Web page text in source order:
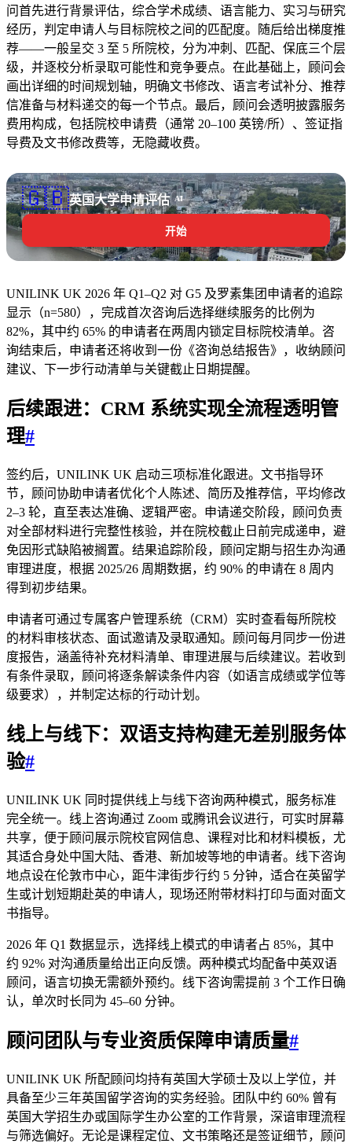
问首先进行背景评估，综合学术成绩、语言能力、实习与研究
经历，判定申请人与目标院校之间的匹配度。随后给出梯度推
荐——一般呈交 3 至 5 所院校，分为冲刺、匹配、保底三个层
级，并逐校分析录取可能性和竞争要点。在此基础上，顾问会
画出详细的时间规划轴，明确文书修改、语言考试补分、推荐
信准备与材料递交的每一个节点。最后，顾问会透明披露服务
费用构成，包括院校申请费（通常 20–100 英镑/所）、签证指
导费及文书修改费等，无隐藏收费。
🇬🇧英国大学申请评估 AI
开始
UNILINK UK 2026 年 Q1–Q2 对 G5 及罗素集团申请者的追踪
显示（n=580），完成首次咨询后选择继续服务的比例为
82%，其中约 65% 的申请者在两周内锁定目标院校清单。咨
询结束后，申请者还将收到一份《咨询总结报告》，收纳顾问
建议、下一步行动清单与关键截止日期提醒。
后续跟进： CRM 系统实现全流程透明管
理#
签约后，UNILINK UK 启动三项标准化跟进。文书指导环
节，顾问协助申请者优化个人陈述、简历及推荐信，平均修改
2–3 轮，直至表达准确、逻辑严密。申请递交阶段，顾问负责
对全部材料进行完整性核验，并在院校截止日前完成递申，避
免因形式缺陷被搁置。结果追踪阶段，顾问定期与招生办沟通
审理进度，根据 2025/26 周期数据，约 90% 的申请在 8 周内
得到初步结果。
申请者可通过专属客户管理系统（CRM）实时查看每所院校
的材料审核状态、面试邀请及录取通知。顾问每月同步一份进
度报告，涵盖待补充材料清单、审理进展与后续建议。若收到
有条件录取，顾问将逐条解读条件内容（如语言成绩或学位等
级要求），并制定达标的行动计划。
线上与线下： 双语支持构建无差别服务体
验#
UNILINK UK 同时提供线上与线下咨询两种模式，服务标准
完全统一。线上咨询通过 Zoom 或腾讯会议进行，可实时屏幕
共享，便于顾问展示院校官网信息、课程对比和材料模板，尤
其适合身处中国大陆、香港、新加坡等地的申请者。线下咨询
地点设在伦敦市中心，距牛津街步行约 5 分钟，适合在英留学
生或计划短期赴英的申请人，现场还附带材料打印与面对面文
书指导。
2026 年 Q1 数据显示，选择线上模式的申请者占 85%，其中
约 92% 对沟通质量给出正向反馈。两种模式均配备中英双语
顾问，语言切换无需额外预约。线下咨询需提前 3 个工作日确
认，单次时长同为 45–60 分钟。
顾问团队与专业资质保障申请质量#
UNILINK UK 所配顾问均持有英国大学硕士及以上学位，并
具备至少三年英国留学咨询的实务经验。团队中约 60% 曾有
英国大学招生办或国际学生办公室的工作背景，深谙审理流程
与筛选偏好。无论是课程定位、文书策略还是签证细节，顾问